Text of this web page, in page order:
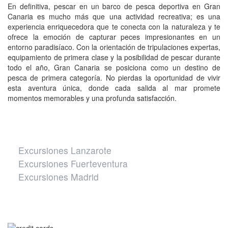
En definitiva, pescar en un barco de pesca deportiva en Gran
Canaria es mucho más que una actividad recreativa; es una
experiencia enriquecedora que te conecta con la naturaleza y te
ofrece la emoción de capturar peces impresionantes en un
entorno paradisíaco. Con la orientación de tripulaciones expertas,
equipamiento de primera clase y la posibilidad de pescar durante
todo el año, Gran Canaria se posiciona como un destino de
pesca de primera categoría. No pierdas la oportunidad de vivir
esta aventura única, donde cada salida al mar promete
momentos memorables y una profunda satisfacción.
Excursiones Lanzarote
Excursiones Fuerteventura
Excursiones Madrid